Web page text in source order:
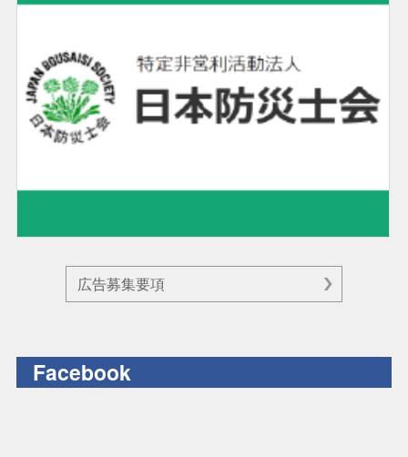
広告募集要項
Facebook